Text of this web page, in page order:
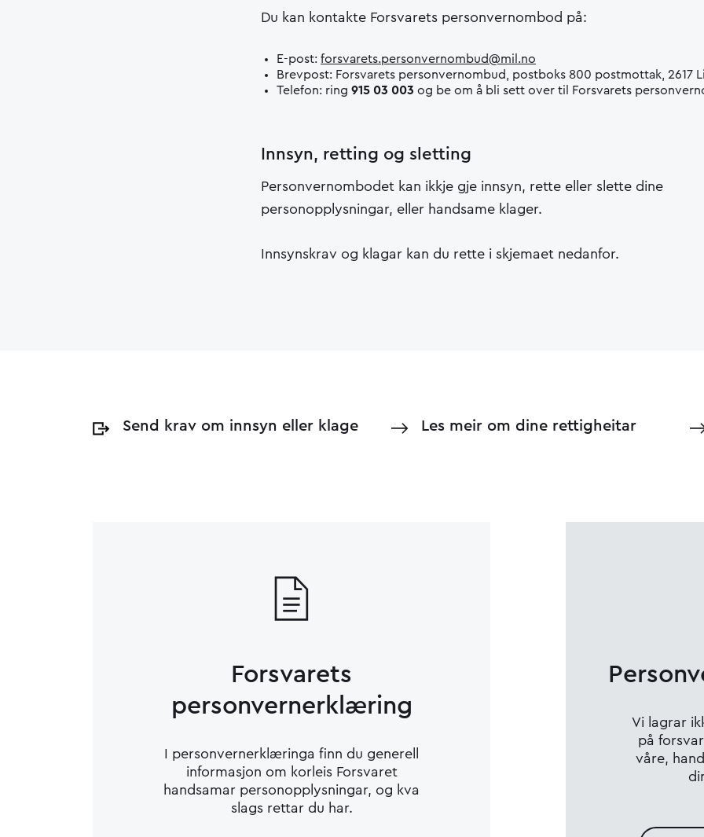
Du kan kontakte Forsvarets personvernombod på:
E-post: forsvarets.personvernombud@mil.no
Brevpost: Forsvarets personvernombud, postboks 800 postmottak, 2617
Telefon: ring 915 03 003 og be om å bli sett over til Forsvarets
Innsyn, retting og sletting
Personvernombodet kan ikkje gje innsyn, rette eller slette dine
personopplysningar, eller handsame klager.
Innsynskrav og klagar kan du rette i skjemaet nedanfor.
Send krav om innsyn eller klage Les meir om dine rettigheitar
Forsvarets
personvernerklæring
I personvernerklæringa finn du generell
informasjon om korleis Forsvaret
handsamar personopplysningar, og kva
slags rettar du har.
Vi lagrar
på
våre,